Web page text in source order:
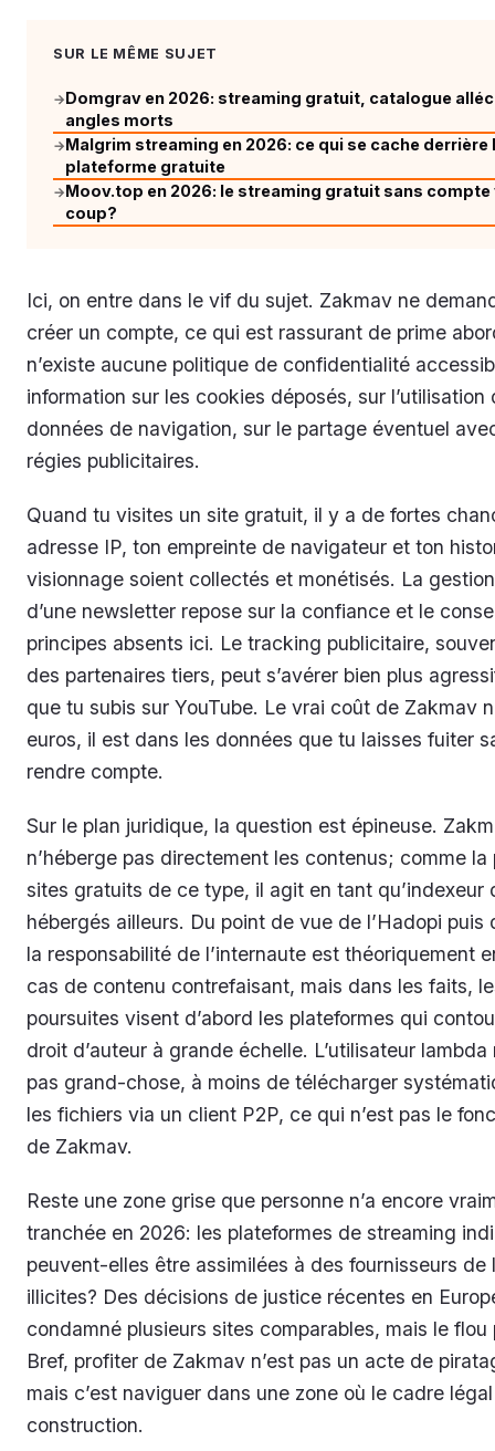
SUR LE MÊME SUJET
→Domgrav en 2026: streaming gratuit, catalogue
angles morts
→Malgrim streaming en 2026: ce qui se cache derrière
plateforme gratuite
→Moov.top en 2026: le streaming gratuit sans
coup?
Ici, on entre dans le vif du sujet. Zakmav ne
créer un compte, ce qui est rassurant de prime
n’existe aucune politique de confidentialité
information sur les cookies déposés, sur l’utilisation
données de navigation, sur le partage éventuel
régies publicitaires.
Quand tu visites un site gratuit, il y a de fortes
adresse IP, ton empreinte de navigateur et ton
visionnage soient collectés et monétisés. La
d’une newsletter repose sur la confiance et le
principes absents ici. Le tracking publicitaire,
des partenaires tiers, peut s’avérer bien plus
que tu subis sur YouTube. Le vrai coût de Zakmav
euros, il est dans les données que tu laisses fuiter
rendre compte.
Sur le plan juridique, la question est épineuse.
n’héberge pas directement les contenus; comme la
sites gratuits de ce type, il agit en tant qu’indexeur
hébergés ailleurs. Du point de vue de l’Hadopi puis
la responsabilité de l’internaute est théoriquement
cas de contenu contrefaisant, mais dans les faits,
poursuites visent d’abord les plateformes qui
droit d’auteur à grande échelle. L’utilisateur lambda
pas grand-chose, à moins de télécharger
les fichiers via un client P2P, ce qui n’est pas le
de Zakmav.
Reste une zone grise que personne n’a encore
tranchée en 2026: les plateformes de streaming
peuvent-elles être assimilées à des fournisseurs de
illicites? Des décisions de justice récentes en
condamné plusieurs sites comparables, mais le flou
Bref, profiter de Zakmav n’est pas un acte de
mais c’est naviguer dans une zone où le cadre
construction.